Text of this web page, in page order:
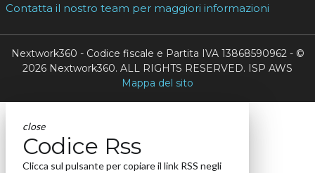
Contatta il nostro team per maggiori informazioni
Nextwork360 - Codice fiscale e Partita IVA 13868590962 - ©
2026 Nextwork360. ALL RIGHTS RESERVED. ISP AWS
Mappa del sito
close
Codice Rss
Clicca sul pulsante per copiare il link RSS negli